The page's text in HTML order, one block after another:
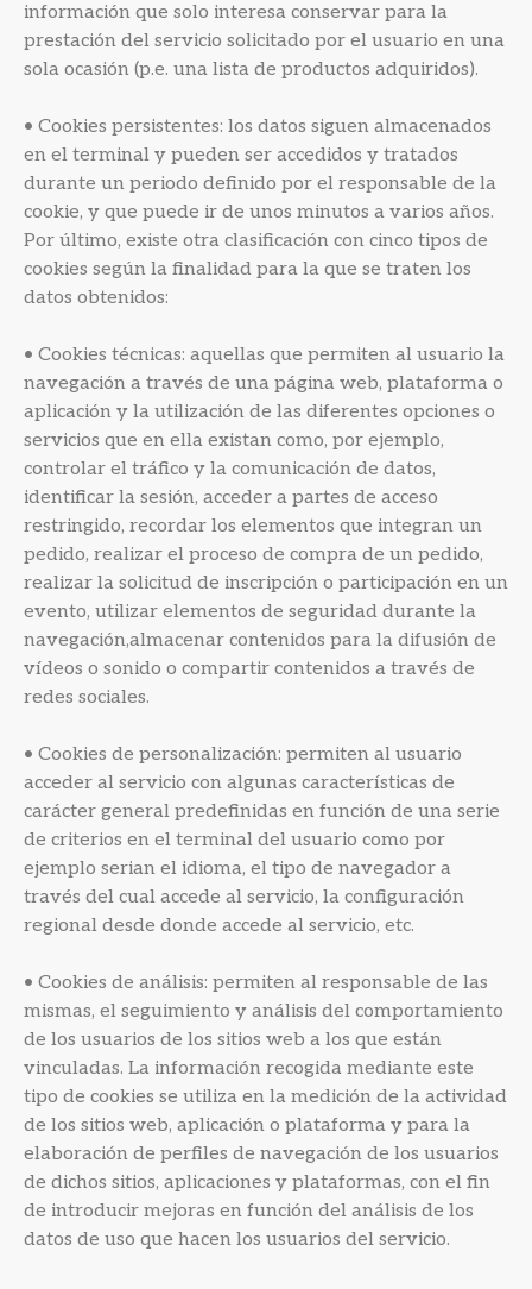
información que solo interesa conservar para la
prestación del servicio solicitado por el usuario en una
sola ocasión (p.e. una lista de productos adquiridos).
• Cookies persistentes: los datos siguen almacenados
en el terminal y pueden ser accedidos y tratados
durante un periodo definido por el responsable de la
cookie, y que puede ir de unos minutos a varios años.
Por último, existe otra clasificación con cinco tipos de
cookies según la finalidad para la que se traten los
datos obtenidos:
• Cookies técnicas: aquellas que permiten al usuario la
navegación a través de una página web, plataforma o
aplicación y la utilización de las diferentes opciones o
servicios que en ella existan como, por ejemplo,
controlar el tráfico y la comunicación de datos,
identificar la sesión, acceder a partes de acceso
restringido, recordar los elementos que integran un
pedido, realizar el proceso de compra de un pedido,
realizar la solicitud de inscripción o participación en un
evento, utilizar elementos de seguridad durante la
navegación,almacenar contenidos para la difusión de
vídeos o sonido o compartir contenidos a través de
redes sociales.
• Cookies de personalización: permiten al usuario
acceder al servicio con algunas características de
carácter general predefinidas en función de una serie
de criterios en el terminal del usuario como por
ejemplo serian el idioma, el tipo de navegador a
través del cual accede al servicio, la configuración
regional desde donde accede al servicio, etc.
• Cookies de análisis: permiten al responsable de las
mismas, el seguimiento y análisis del comportamiento
de los usuarios de los sitios web a los que están
vinculadas. La información recogida mediante este
tipo de cookies se utiliza en la medición de la actividad
de los sitios web, aplicación o plataforma y para la
elaboración de perfiles de navegación de los usuarios
de dichos sitios, aplicaciones y plataformas, con el fin
de introducir mejoras en función del análisis de los
datos de uso que hacen los usuarios del servicio.